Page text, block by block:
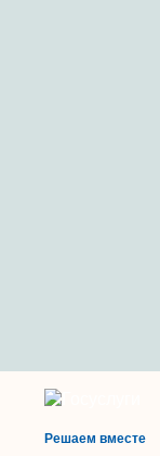
Решаем вместе